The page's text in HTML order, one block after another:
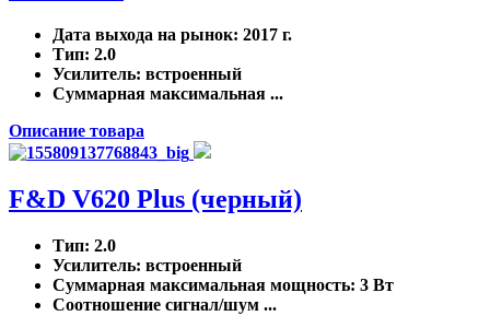
Дата выхода на рынок: 2017 г.
Тип: 2.0
Усилитель: встроенный
Суммарная максимальная ...
Описание товара
F&D V620 Plus (черный)
Тип: 2.0
Усилитель: встроенный
Суммарная максимальная мощность: 3 Вт
Соотношение сигнал/шум ...